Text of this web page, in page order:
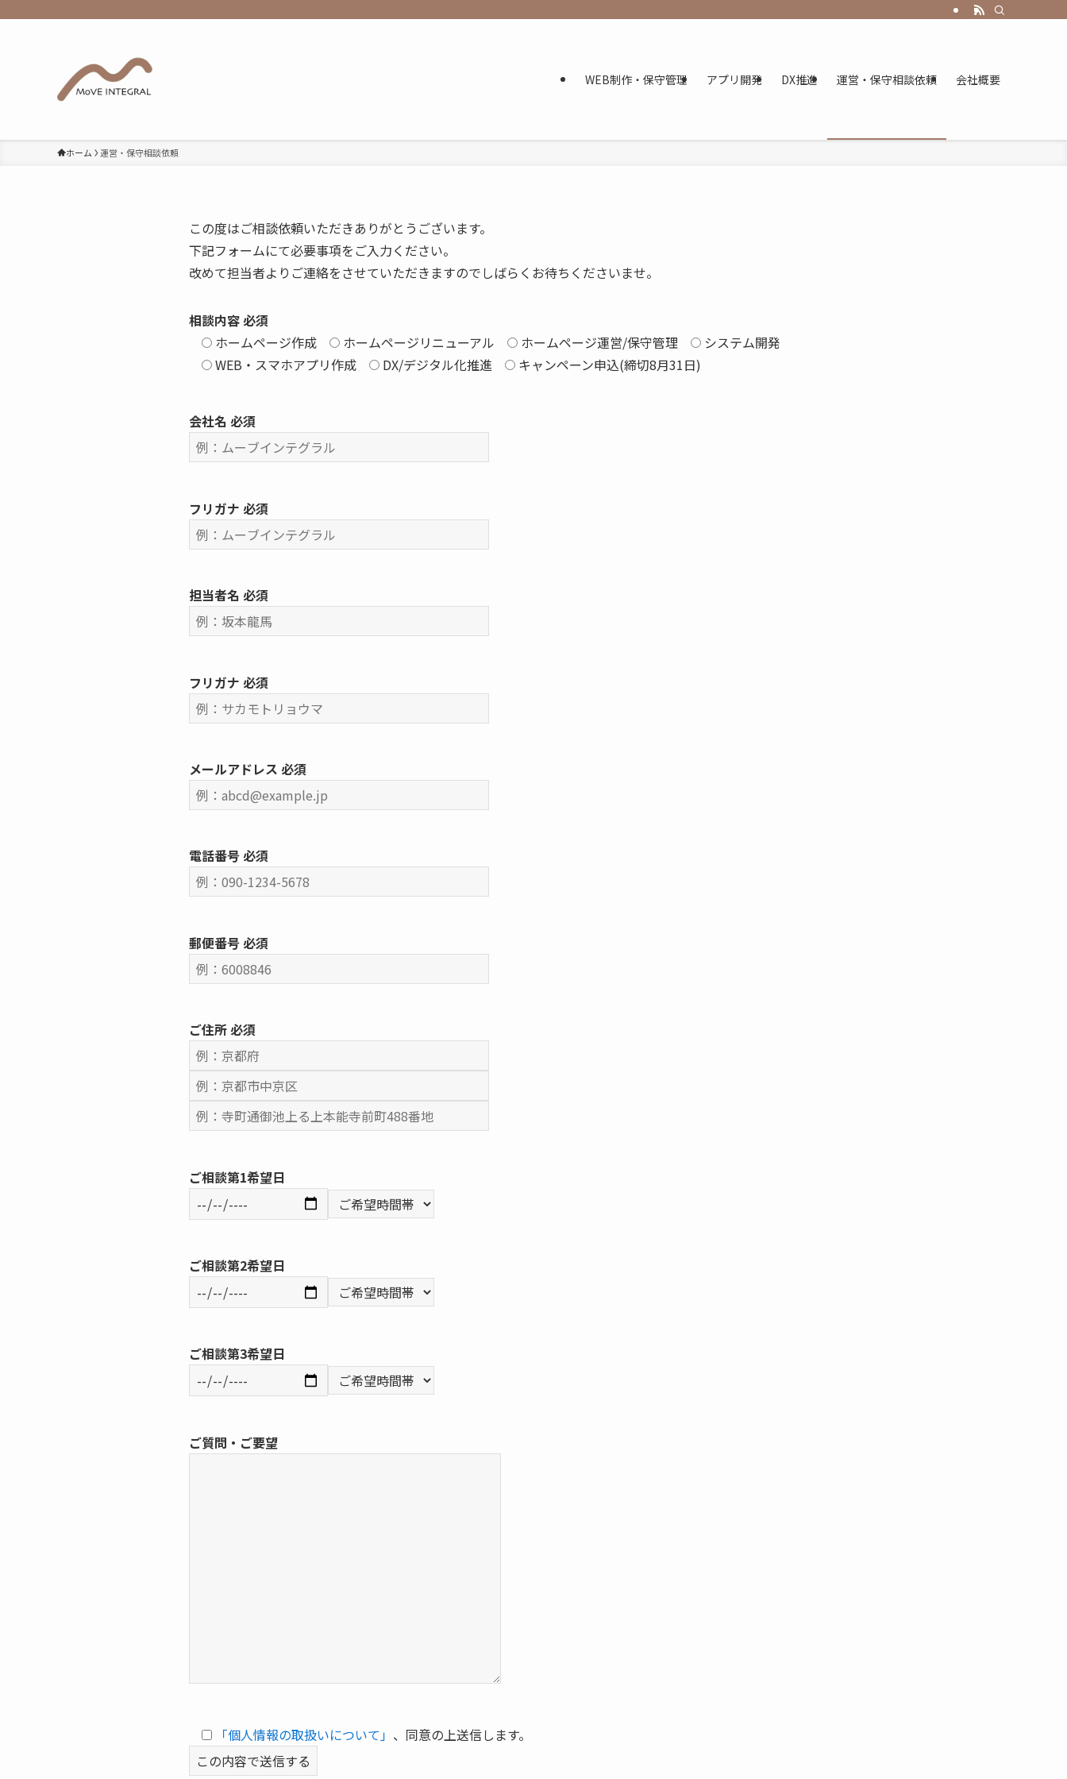
WEB制作・保守管理 アプリ開発 DX推進 運営・保守相談依頼 会社概要
ホーム 運営・保守相談依頼
この度はご相談依頼いただきありがとうございます。
下記フォームにて必要事項をご入力ください。
改めて担当者よりご連絡をさせていただきますのでしばらくお待ちくださいませ。
相談内容 必須
ホームページ作成
ホームページリニューアル ホームページ運営/保守管理
システム開発
WEB・スマホアプリ作成
DX/デジタル化推進 キャンペーン申込(締切8月31日)
会社名 必須
フリガナ 必須
担当者名 必須
フリガナ 必須
メールアドレス 必須
電話番号 必須
郵便番号 必須
ご住所 必須
ご相談第1希望日
ご相談第2希望日
ご相談第3希望日
ご質問・ご要望
「個人情報の取扱いについて」 、同意の上送信します。